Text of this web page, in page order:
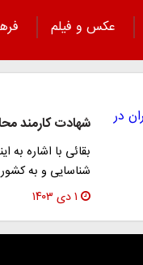
عکس و فیلم
شهادت کارمند
بقائی با اشاره به
شناسایی و به
۱ دی ۱۴۰۳